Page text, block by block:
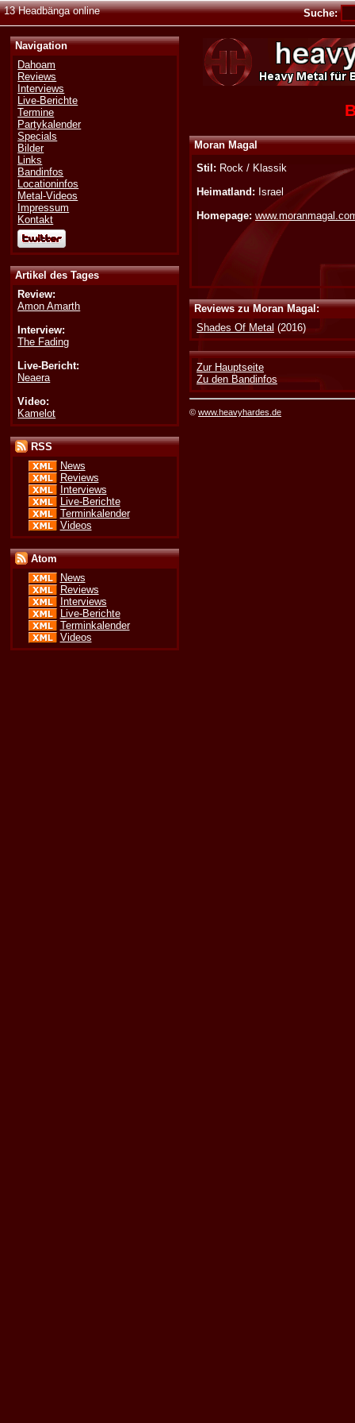
13 Headbänga online Suche:
Navigation
Dahoam
Reviews
Interviews
Live-Berichte
Termine
Partykalender
Specials
Bilder
Links
Bandinfos
Locationinfos
Metal-Videos
Impressum
Kontakt
Artikel des Tages
Review:
Amon Amarth
Interview:
The Fading
Live-Bericht:
Neaera
Video:
Kamelot
RSS
News
Reviews
Interviews
Live-Berichte
Terminkalender
Videos
Atom
News
Reviews
Interviews
Live-Berichte
Terminkalender
Videos
Moran Magal
Stil: Rock / Klassik
Heimatland: Israel
Homepage:
Reviews zu Moran Magal:
Shades Of Metal (2016)
Zur Hauptseite
Zu den Bandinfos
©www.heavyhardes.de